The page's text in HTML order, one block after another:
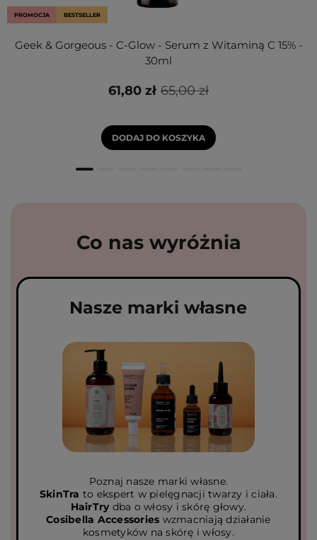
PROMOCJA BESTSELLER
Geek & Gorgeous - C-Glow - Serum z Witaminą C 15% -
30ml
65,00 zł
61,80 zł
DODAJ DO KOSZYKA
Co nas wyróżnia
Nasze marki własne
Poznaj nasze marki własne.
SkinTra to ekspert w pielęgnacji twarzy i ciała.
HairTrydba o włosy i skórę głowy.
Cosibella Accessories wzmacniają działanie
kosmetyków na skórę i włosy.